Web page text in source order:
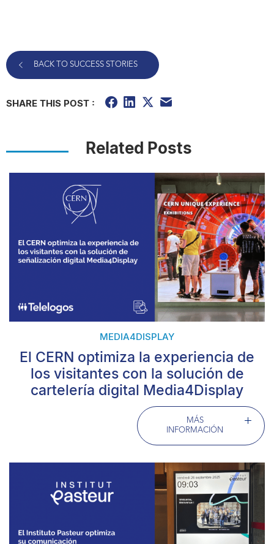
BACK TO SUCCESS STORIES
SHARE THIS POST :
Related Posts
MEDIA4DISPLAY
El CERN optimiza la experiencia de
los visitantes con la solución de
cartelería digital Media4Display
MÁS
INFORMACIÓN